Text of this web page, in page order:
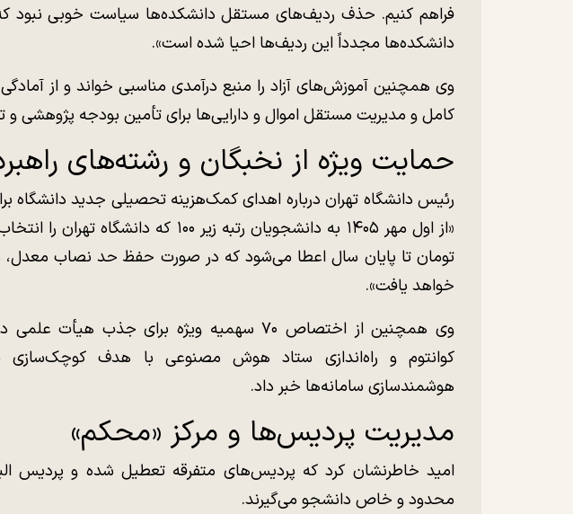
فراهم کنیم. حذف ردیف‌های مستقل دانشکده‌ها سیاست خوبی نبود
دانشکده‌ها مجدداً این ردیف‌ها احیا شده است».
وی همچنین آموزش‌های آزاد را منبع درآمدی مناسبی خواند و از آمادگی
کامل و مدیریت مستقل اموال و دارایی‌ها برای تأمین بودجه پژوهشی و
حمایت ویژه از نخبگان و رشته‌های
رئیس دانشگاه تهران درباره اهدای کمک‌هزینه تحصیلی جدید دانشگاه
تومان تا پایان سال اعطا می‌شود که در صورت حفظ حد نصاب معدل،
خواهد یافت».
وی همچنین از اختصاص ۷۰ سهمیه ویژه برای جذب
کوانتوم و راه‌اندازی ستاد هوش مصنوعی با هدف کوچک‌سازی
هوشمندسازی سامانه‌ها خبر داد.
مدیریت پردیس‌ها و مرکز «محکم»
امید خاطرنشان کرد که پردیس‌های متفرقه تعطیل شده و پردیس
محدود و خاص دانشجو می‌گیرند.